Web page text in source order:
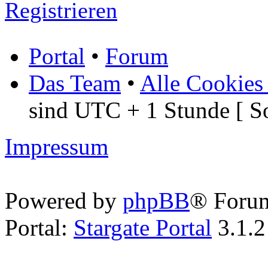
Registrieren
Portal • Forum
Das Team • Alle Cookies
sind UTC + 1 Stunde [
Impressum
Powered by phpBB®
Portal: Stargate Portal